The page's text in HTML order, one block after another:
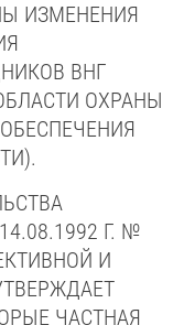
ИЗМЕНЕНИЯ
ВНГ
ОХРАНЫ
Г. №
И
ЧАСТНАЯ